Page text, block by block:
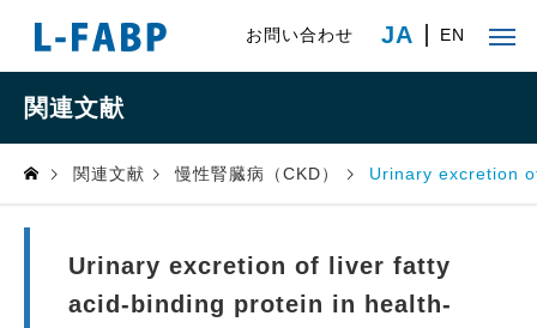
お問い合わせ JA EN
関連文献
関連文献 慢性腎臓病（CKD） Urinary excretion
Urinary excretion of liver fatty
acid-binding protein in health-